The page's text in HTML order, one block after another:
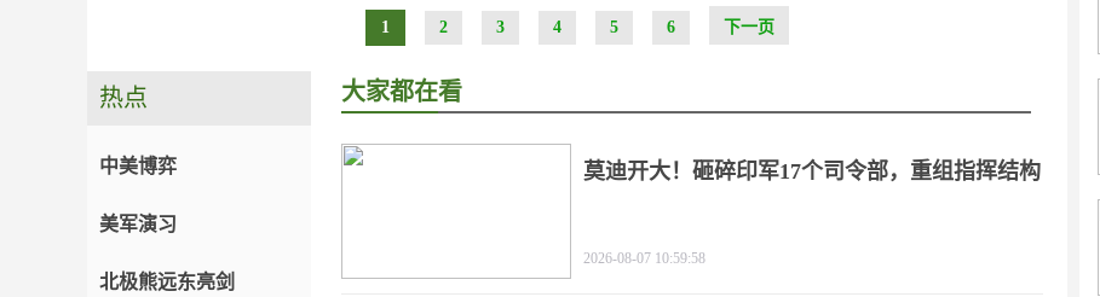
1 2 3 4 5 6 下一页
热点
中美博弈
美军演习
北极熊远东亮剑
大家都在看
莫迪开大！砸碎印军17个司令部，重组指挥结构
2026-08-07 10:59:58